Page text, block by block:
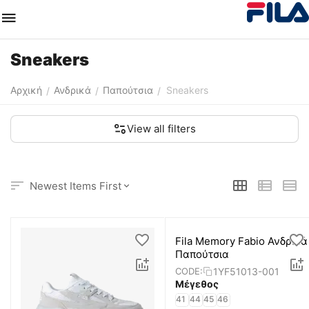
Sneakers
Αρχική / Ανδρικά / Παπούτσια / Sneakers
View all filters
Newest Items First
Fila Memory Fabio Ανδρικά
Παπούτσια
CODE:
1YF51013-001
Μέγεθος
41 44 45 46